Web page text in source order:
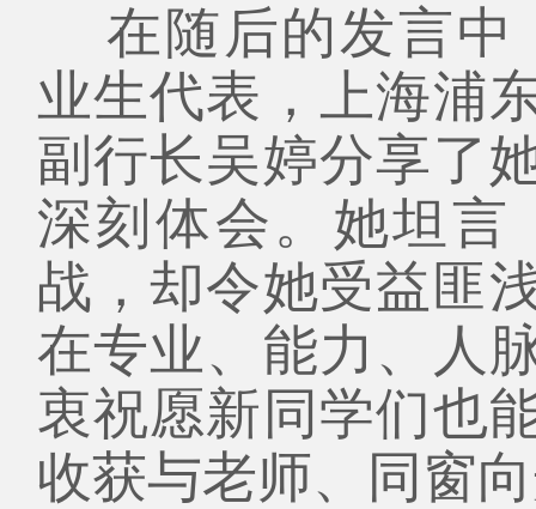
在随后的发言中
业生代表，上海浦
副行长吴婷分享了
深刻体会。她坦言
战，却令她受益匪
在专业、能力、人
衷祝愿新同学们也
收获与老师、同窗